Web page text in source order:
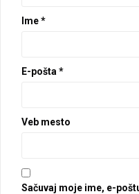
Ime*
E-pošta *
Veb mesto
Sačuvaj moje ime, e-